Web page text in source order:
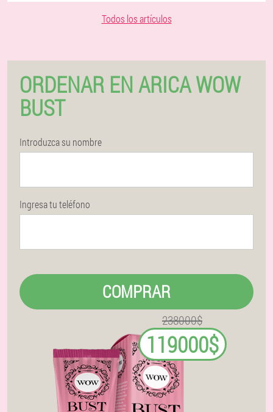
Todos los artículos
ORDENAR EN ARICA WOW
BUST
Introduzca su nombre
Ingresa tu teléfono
COMPRAR
238000$
119000$